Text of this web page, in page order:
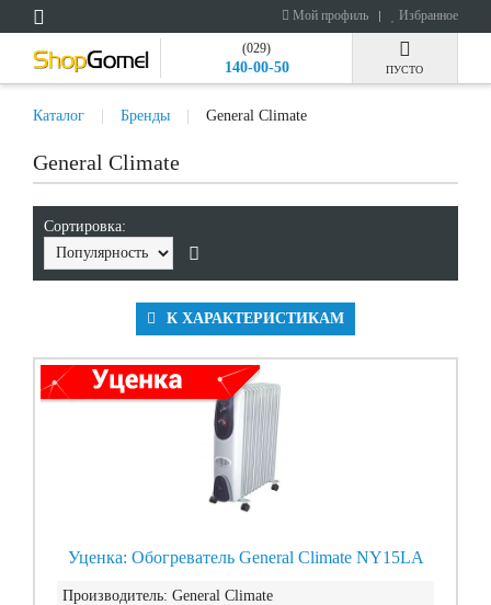
Мой профиль Избранное
(029)
140-00-50 ПУСТО
Каталог Бренды General Climate
General Climate
Сортировка:
К ХАРАКТЕРИСТИКАМ
Уценка: Обогреватель General Climate NY15LA
Производитель: General Climate